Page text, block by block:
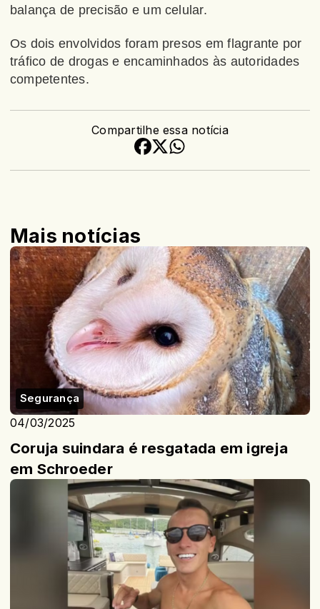
balança de precisão e um celular.
Os dois envolvidos foram presos em flagrante por
tráfico de drogas e encaminhados às autoridades
competentes.
Compartilhe essa notícia
Mais notícias
Segurança
04/03/2025
Coruja suindara é resgatada em igreja
em Schroeder